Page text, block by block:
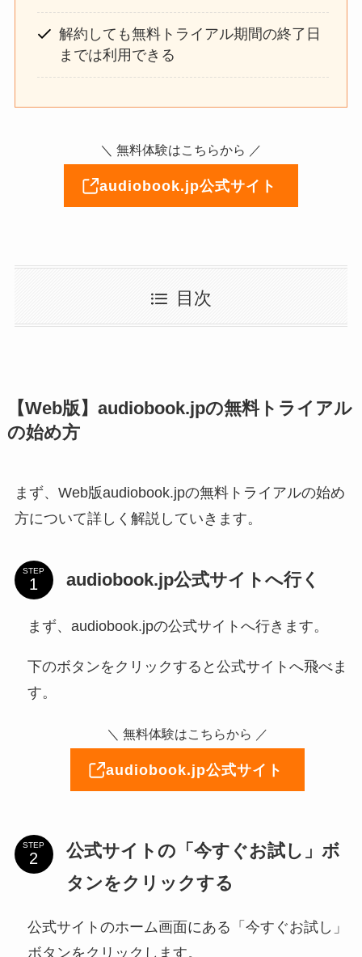
解約しても無料トライアル期間の終了日
までは利用できる
＼ 無料体験はこちらから ／
audiobook.jp公式サイト
目次
【Web版】audiobook.jpの無料トライアル
の始め方
まず、Web版audiobook.jpの無料トライアルの始め
方について詳しく解説していきます。
STEP audiobook.jp公式サイトへ行く
まず、audiobook.jpの公式サイトへ行きます。
下のボタンをクリックすると公式サイトへ飛べま
す。
＼ 無料体験はこちらから ／
audiobook.jp公式サイト
STEP
公式サイトの「今すぐお試し」ボ
タンをクリックする
公式サイトのホーム画面にある「今すぐお試し」
ボタンをクリックします。